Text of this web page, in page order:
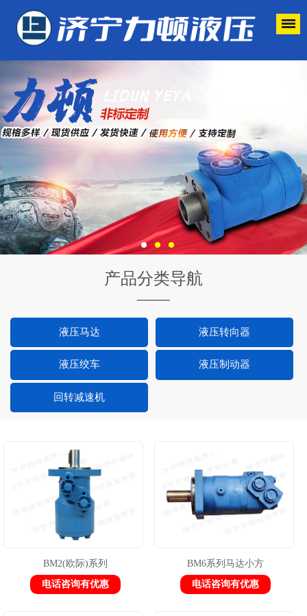
产品分类导航
——
液压马达 液压转向器
液压绞车 液压制动器
回转减速机
BM2(欧际)系列
电话咨询有优惠
BM6系列马达小方
电话咨询有优惠